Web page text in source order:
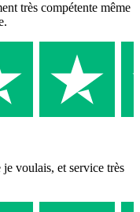
très compétente même
voulais, et service très